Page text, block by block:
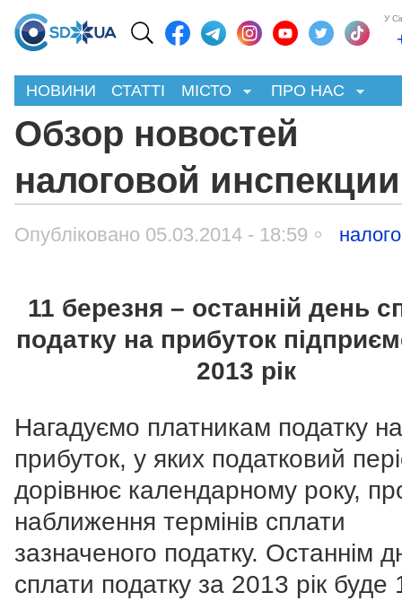
У
НОВИНИ СТАТТІ МІСТО ПРО НАС
Обзор новостей
налоговой инспекции
Опубліковано 05.03.2014 - 18:59
11 березня – останній день
податку на прибуток
2013 рік
Нагадуємо платникам податку на
прибуток, у яких податковий
дорівнює календарному року,
наближення термінів сплати
зазначеного податку. Останнім
сплати податку за 2013 рік буде